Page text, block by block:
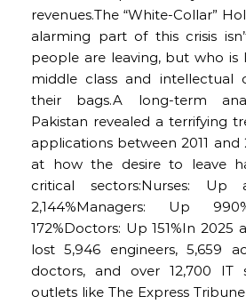
revenues.The “White-Collar”
alarming part of this crisis
people are leaving, but who is
middle class and intellectual
their bags.A long-term
Pakistan revealed a terrifying
applications between 2011 and
at how the desire to leave
critical sectors:Nurses: Up
2,144%Managers: Up
172%Doctors: Up 151%In 2025
lost 5,946 engineers, 5,659
doctors, and over 12,700 IT
outlets like The Express